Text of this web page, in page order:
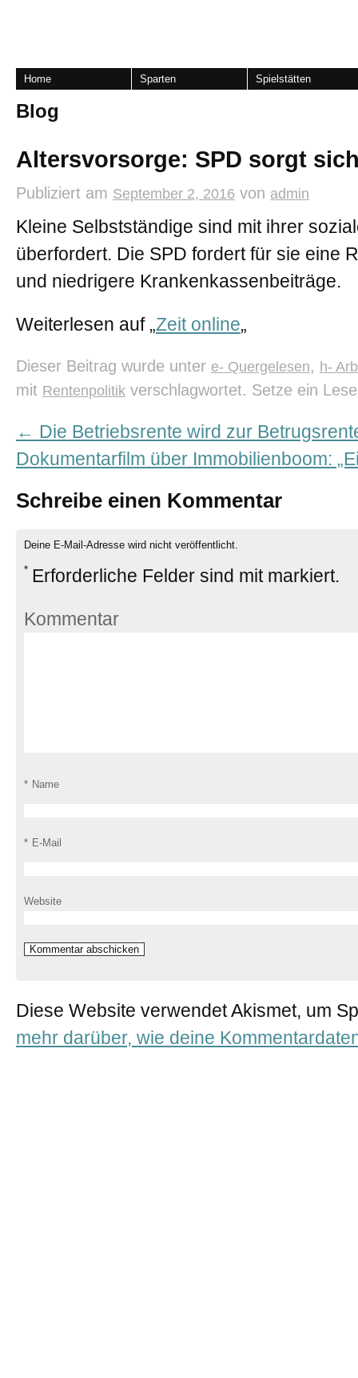
Home Sparten Spielstätten
Blog
Altersvorsorge: SPD sorgt
Publiziert am September 2, 2016 von admin
Kleine Selbstständige sind mit ihrer
überfordert. Die SPD fordert für sie eine
und niedrigere Krankenkassenbeiträge.
Weiterlesen auf „Zeit online„
Dieser Beitrag wurde unter e- Quergelesen, h-
mit Rentenpolitik verschlagwortet. Setze ein
← Die Betriebsrente wird zur
Dokumentarfilm über Immobilienboom:
Schreibe einen Kommentar
Deine E-Mail-Adresse wird nicht veröffentlicht.
Erforderliche Felder sind mit
* markiert.
Kommentar
Name
*
E-Mail
*
Website
Diese Website verwendet Akismet, um
mehr darüber, wie deine